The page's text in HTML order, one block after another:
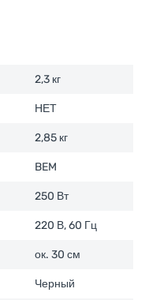
2,3 кг
НЕТ
2,85 кг
BEM
250 Вт
220 В, 60 Гц
ок. 30 см
Черный